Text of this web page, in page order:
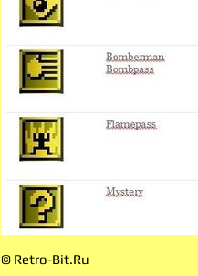
© Retro-Bit.Ru